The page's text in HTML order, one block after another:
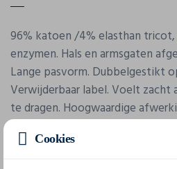
96% katoen /4% elasthan tricot,
enzymen. Hals en armsgaten
Lange pasvorm. Dubbelgestikt
Verwijderbaar label. Voelt zacht
te dragen. Hoogwaardige
stiksel.
Cookies